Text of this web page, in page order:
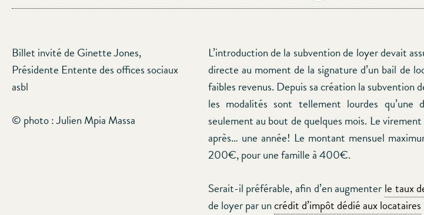
Billet invité de Ginette Jones,
Présidente Entente des offices sociaux
asbl
© photo : Julien Mpia Massa
L’introduction de la subvention de loyer devait
directe au moment de la signature d’un bail de
faibles revenus. Depuis sa création la subvention
les modalités sont tellement lourdes qu’une
seulement au bout de quelques mois. Le
après… une année! Le montant mensuel
200€, pour une famille à 400€.
Serait-il préférable, afin d’en augmenter le taux
de loyer par uncrédit d’impôt dédié aux locataires